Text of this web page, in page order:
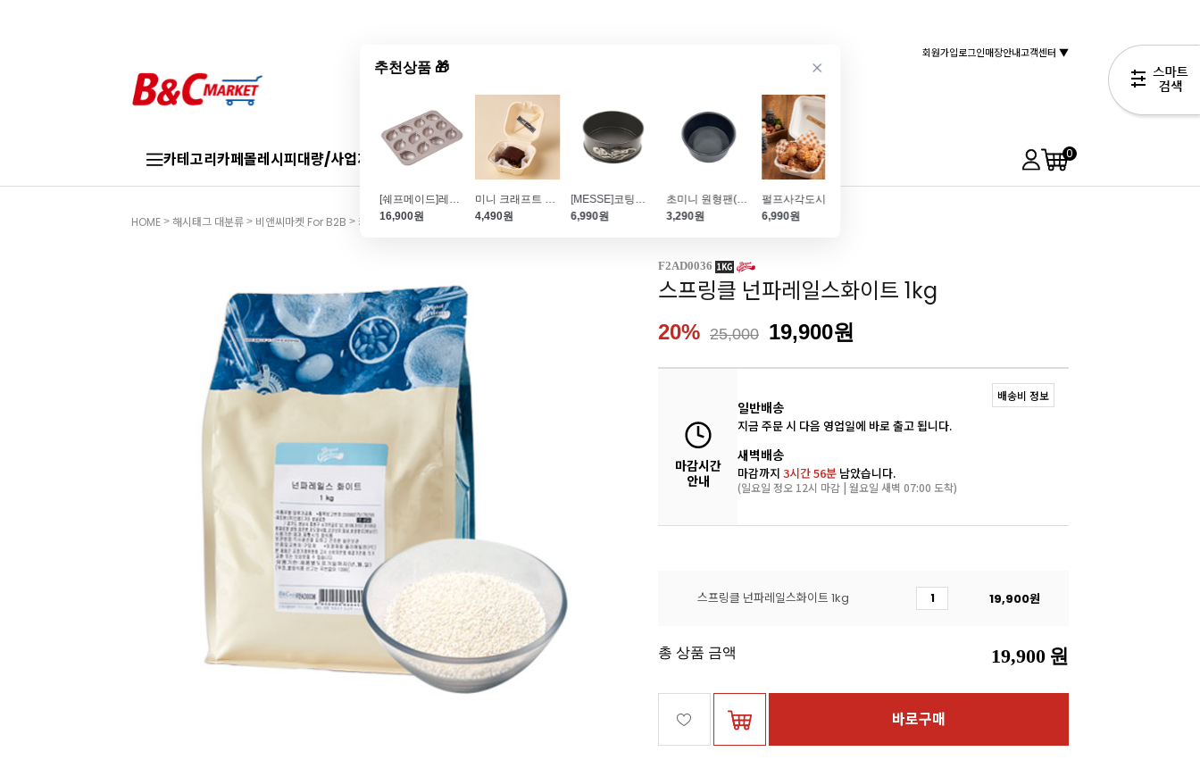
추천상품 🎁
[쉐프메이드]레몬케이크팬_치요다틀 수준의 프리미엄 코팅
16,900원
미니 크래프트 펄프 도시락 (50개입\/125*125*86)
4,490원
[MESSE]코팅좋은 미니원형틀11cm (스프링폼)
6,990원
초미니 원형팬(레터링케이크\/도시락케이크\/100*50)
3,290원
6,990원
회원가입로그인매장안내고객센터 ▼
카테고리카페몰레시피대량/사업자 브랜드샵신상품 TOP50특가/혜택 0
HOME > 해시태그 대분류 > 비앤씨마켓 For B2B > 카페추천용량
F2AD0036
스프링클 넌파레일스화이트 1kg
20% 25,000 19,900원
마감시간
안내
일반배송
지금 주문 시 다음 영업일에 바로 출고 됩니다.
새벽배송
마감까지 3시간 56분 남았습니다.
(일요일 정오 12시 마감 | 월요일 새벽 07:00 도착)
배송비 정보
스프링클 넌파레일스화이트 1kg 19,900원
총 상품 금액 19,900 원
바로구매